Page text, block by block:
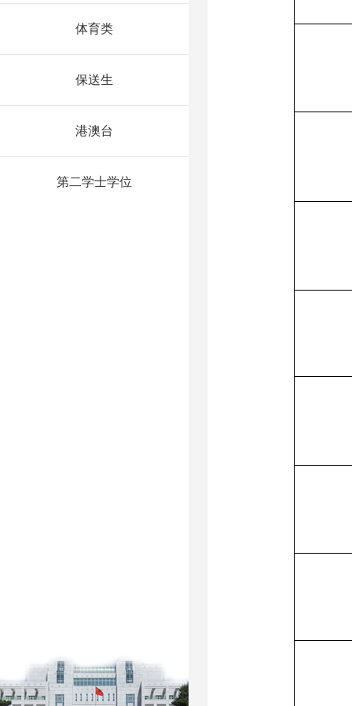
体育类
保送生
港澳台
第二学士学位